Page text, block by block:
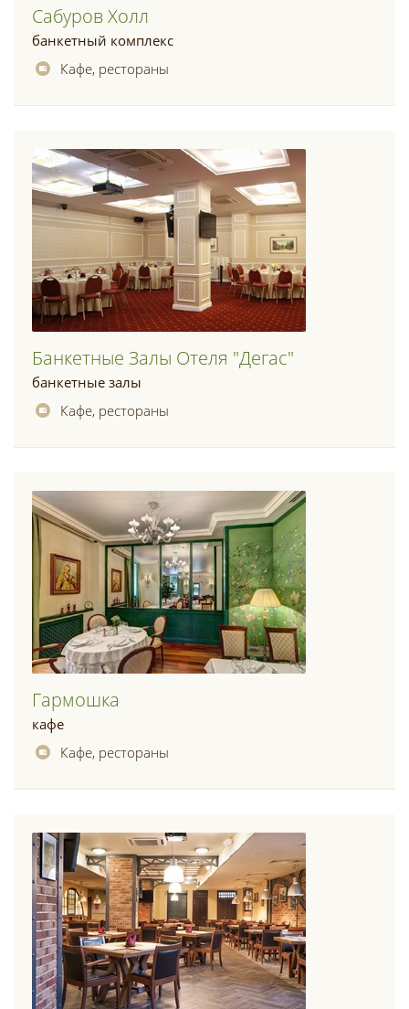
Сабуров Холл
банкетный комплекс
Кафе, рестораны
Банкетные Залы Отеля "дегас"
банкетные залы
Кафе, рестораны
Гармошка
кафе
Кафе, рестораны